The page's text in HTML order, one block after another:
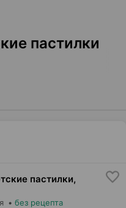
пастилки
пастилки,
• без рецепта